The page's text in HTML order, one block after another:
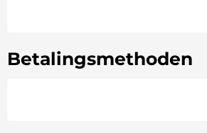
Betalingsmethoden